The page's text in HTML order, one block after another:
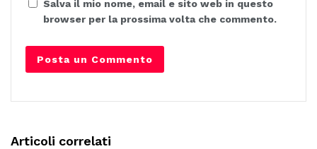
Salva il mio nome, email e sito web in questo
browser per la prossima volta che commento.
Articoli correlati